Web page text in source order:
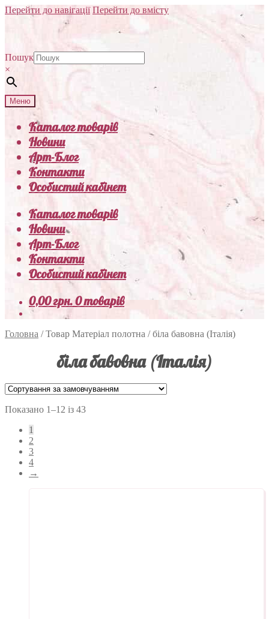
Перейти до навігації Перейти до вмісту
Пошук
×
Меню
Каталог товарів
Новини
Арт-Блог
Контакти
Особистий кабінет
Каталог товарів
Новини
Арт-Блог
Контакти
Особистий кабінет
0,00грн.0 товарів
Головна /Товар Матеріал полотна /біла бавовна (Італія)
біла бавовна (Італія)
Показано 1–12 із 43
1
2
3
4
→